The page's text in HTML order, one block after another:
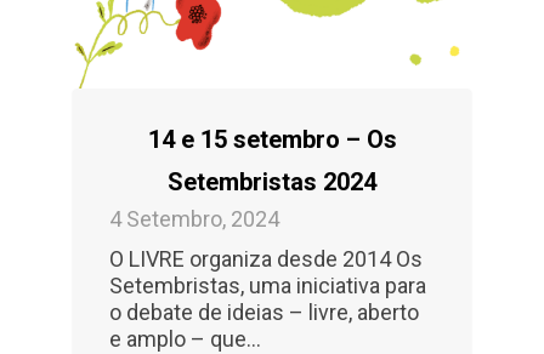
14 e 15 setembro – Os
Setembristas 2024
4 Setembro, 2024
O LIVRE organiza desde 2014 Os
Setembristas, uma iniciativa para
o debate de ideias – livre, aberto
e amplo – que...